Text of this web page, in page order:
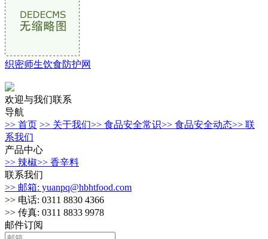
织密师生饮食防护网
欢迎与我们联系
导航
>> 首页 >> 关于我们>> 食品安全常识>> 食品安全动态>> 联
系我们
产品中心
>> 辣椒>> 香辛料
联系我们
>> 邮箱: yuanpq@hbhtfood.com
>> 电话: 0311 8830 4366
>> 传真: 0311 8833 9978
邮件订阅